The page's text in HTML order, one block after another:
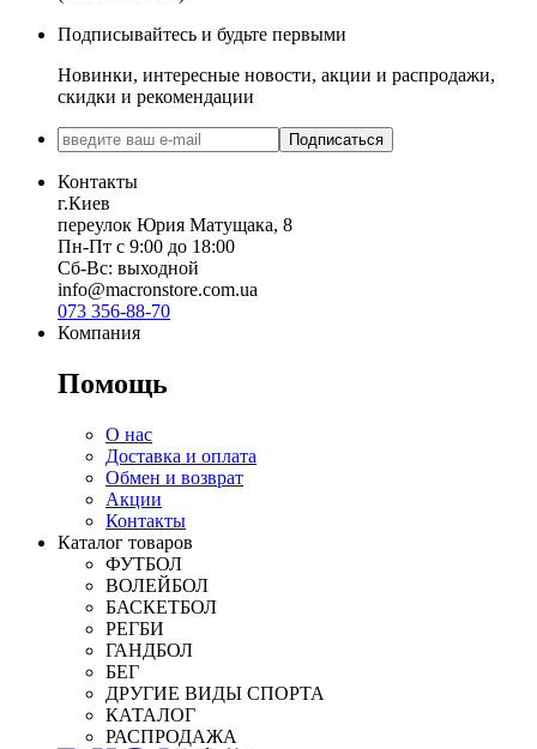
Подписывайтесь и будьте первыми
Новинки, интересные новости, акции и распродажи,
скидки и рекомендации
Подписаться
Контакты
г.Киев
переулок Юрия Матущака, 8
Пн-Пт с 9:00 до 18:00
Сб-Вс: выходной
info@macronstore.com.ua
073 356-88-70
Компания
Помощь
О нас
Доставка и оплата
Обмен и возврат
Акции
Контакты
Каталог товаров
ФУТБОЛ
ВОЛЕЙБОЛ
БАСКЕТБОЛ
РЕГБИ
ГАНДБОЛ
БЕГ
ДРУГИЕ ВИДЫ СПОРТА
КАТАЛОГ
РАСПРОДАЖА